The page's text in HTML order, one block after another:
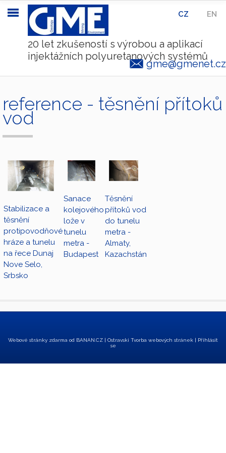
20 let zkušeností s výrobou a aplikací
injektážních polyuretanových systémů
gme@gmenet.cz
CZ EN
reference - těsnění přítoků
vod
Stabilizace a
těsnění
protipovodňové
hráze a tunelu
na řece Dunaj
Nove Selo,
Srbsko
Sanace
kolejového
lože v
tunelu
metra -
Budapest
Těsnění
přítoků vod
do tunelu
metra -
Almaty,
Kazachstán
Webové stránky zdarma od BANAN.CZ | Ostravski Tvorba webových stránek | Přihlásit
se